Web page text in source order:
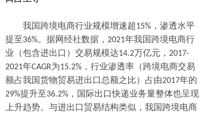
我国跨境电商行业规模增速超15% ，渗透水平
提至36%。据网经社数据， 2021年我国跨境电商行
业（包含进出口）交易规模达14.2万亿元， 2017-
2021年CAGR为15.2% ，行业渗透率（跨境电商交易
额占我国货物贸易进出口总额之比）占由2017年的
29%提升至36.2% ，国际出口快递业务量整体也呈现
上升趋势。与进出口贸易结构类似，我国跨境电商